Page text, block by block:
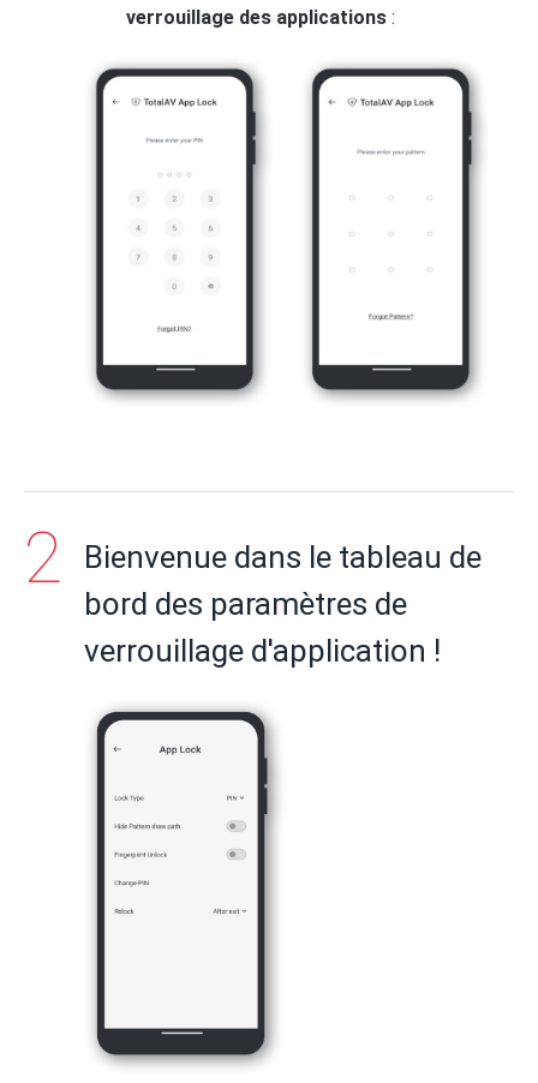
verrouillage des applications :
Bienvenue dans le tableau de
bord des paramètres de
verrouillage d'application !